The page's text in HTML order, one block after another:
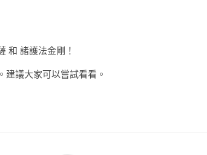
和 諸護法金剛！
建議大家可以嘗試看看。